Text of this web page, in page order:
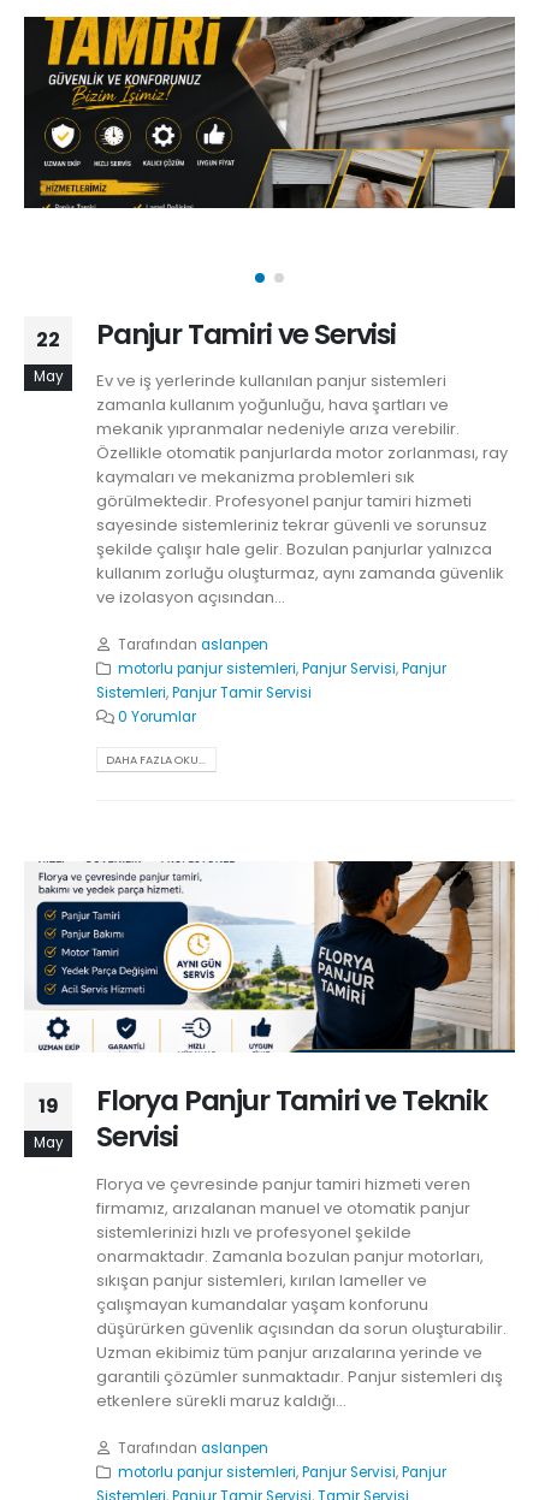
22
May
Panjur Tamiri ve Servisi
Ev ve iş yerlerinde kullanılan panjur sistemleri
zamanla kullanım yoğunluğu, hava şartları ve
mekanik yıpranmalar nedeniyle arıza verebilir.
Özellikle otomatik panjurlarda motor zorlanması, ray
kaymaları ve mekanizma problemleri sık
görülmektedir. Profesyonel panjur tamiri hizmeti
sayesinde sistemleriniz tekrar güvenli ve sorunsuz
şekilde çalışır hale gelir. Bozulan panjurlar yalnızca
kullanım zorluğu oluşturmaz, aynı zamanda güvenlik
ve izolasyon açısından...
Tarafından aslanpen
motorlu panjur sistemleri,Panjur Servisi,Panjur
Sistemleri,Panjur Tamir Servisi
0 Yorumlar
DAHA FAZLA OKU...
19
May
Florya Panjur Tamiri ve Teknik
Servisi
Florya ve çevresinde panjur tamiri hizmeti veren
firmamız, arızalanan manuel ve otomatik panjur
sistemlerinizi hızlı ve profesyonel şekilde
onarmaktadır. Zamanla bozulan panjur motorları,
sıkışan panjur sistemleri, kırılan lameller ve
çalışmayan kumandalar yaşam konforunu
düşürürken güvenlik açısından da sorun oluşturabilir.
Uzman ekibimiz tüm panjur arızalarına yerinde ve
garantili çözümler sunmaktadır. Panjur sistemleri dış
etkenlere sürekli maruz kaldığı...
Tarafından aslanpen
motorlu panjur sistemleri,Panjur Servisi,Panjur
Sistemleri,Panjur Tamir Servisi,Tamir Servisi